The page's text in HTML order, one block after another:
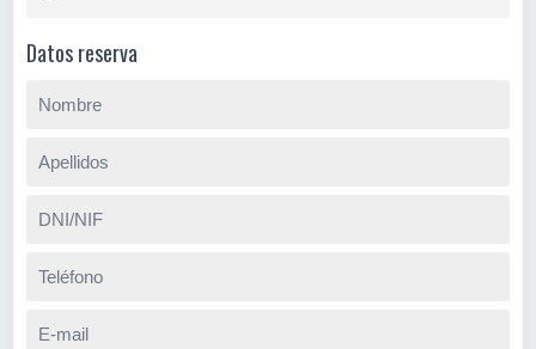
Datos reserva